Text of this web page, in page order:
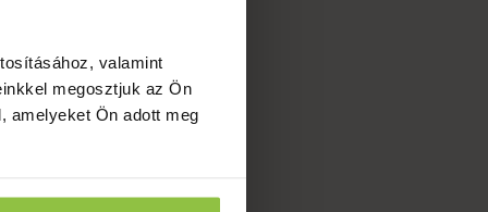
valamint
megosztjuk az Ön
amelyeket Ön adott meg